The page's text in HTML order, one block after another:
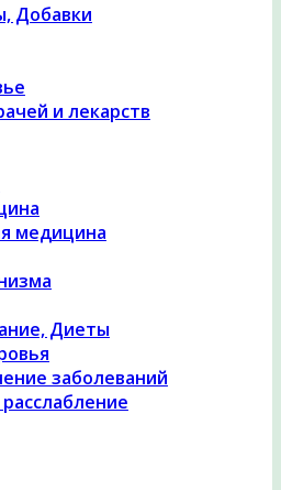
Добавки
и лекарств
медицина
Диеты
заболеваний